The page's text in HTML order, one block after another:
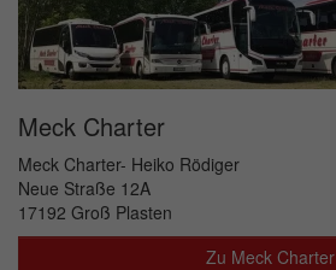
Meck Charter
Meck Charter- Heiko Rödiger
Neue Straße 12A
17192 Groß Plasten
Zu Meck Charter